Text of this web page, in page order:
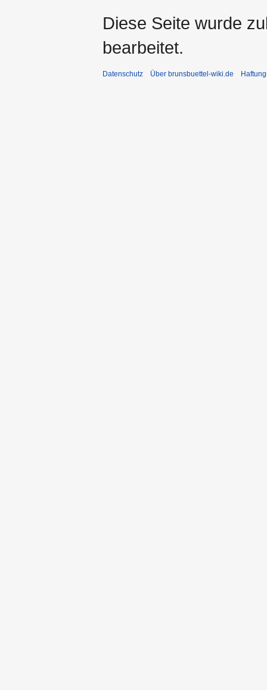
Diese Seite wurde
bearbeitet.
Datenschutz Über brunsbuettel-wiki.de